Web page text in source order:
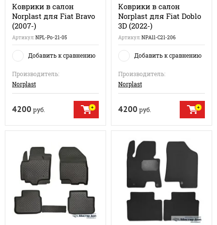
Коврики в салон
Norplast для Fiat Bravo
(2007-)
Артикул:NPL-Po-21-05
Добавить к сравнению
Производитель:
Norplast
4200 руб.
Коврики в салон
Norplast для Fiat Doblo
3D (2022-)
Артикул:NPA11-C21-206
Добавить к сравнению
Производитель:
Norplast
4200 руб.